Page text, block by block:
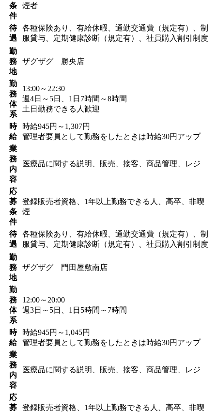
条
件
煙者
待
遇
各種保険あり、有給休暇、通勤交通費（規定有）、制
服貸与、定期健康診断（規定有）、社員購入割引制度
勤
務
地
ザグザグ 勝央店
勤
務
体
系
13:00～22:30
週4日～5日、1日7時間～8時間
土日勤務できる人歓迎
時
給
時給945円～1,307円
管理者要員として勤務をしたときは時給30円アップ
業
務
内
容
医療品に関する説明、販売、接客、商品管理、レジ
応
募
条
件
登録販売者資格、1年以上勤務できる人、高卒、非喫
煙
待
遇
各種保険あり、有給休暇、通勤交通費（規定有）、制
服貸与、定期健康診断（規定有）、社員購入割引制度
勤
務
地
ザグザグ 門田屋敷南店
勤
務
体
系
12:00～20:00
週3日～5日、1日5時間～7時間
時
給
時給945円～1,045円
管理者要員として勤務をしたときは時給30円アップ
業
務
内
容
医療品に関する説明、販売、接客、商品管理、レジ
応
募
登録販売者資格、1年以上勤務できる人、高卒、非喫